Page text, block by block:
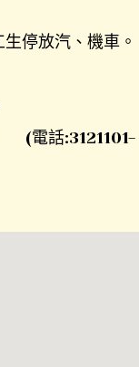
停放汽、機車。
(電話:3121101-